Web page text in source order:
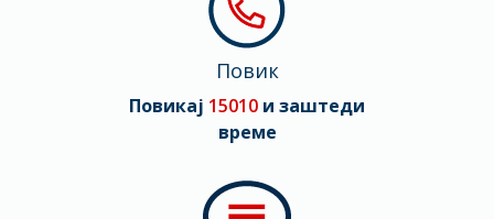
Повик
Повикај 15010 и заштеди
време